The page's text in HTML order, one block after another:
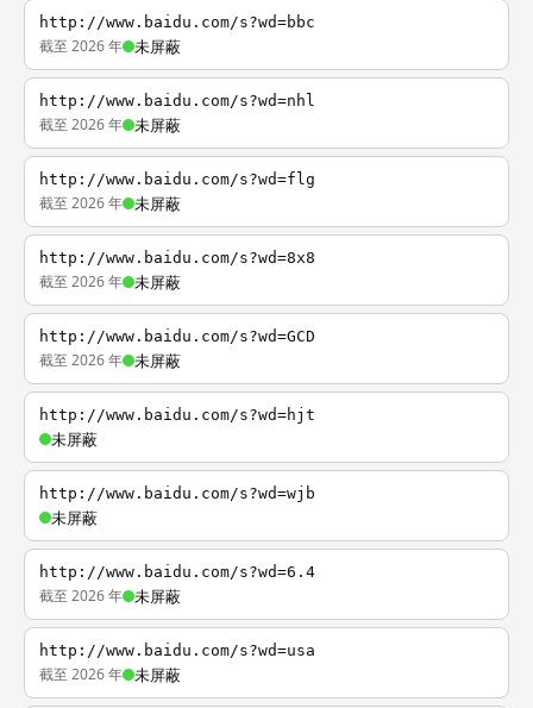
http://www.baidu.com/s?wd=bbc
截至 2026 年 未屏蔽
http://www.baidu.com/s?wd=nhl
截至 2026 年 未屏蔽
http://www.baidu.com/s?wd=flg
截至 2026 年 未屏蔽
http://www.baidu.com/s?wd=8x8
截至 2026 年 未屏蔽
http://www.baidu.com/s?wd=GCD
截至 2026 年 未屏蔽
http://www.baidu.com/s?wd=hjt
未屏蔽
http://www.baidu.com/s?wd=wjb
未屏蔽
http://www.baidu.com/s?wd=6.4
截至 2026 年 未屏蔽
http://www.baidu.com/s?wd=usa
截至 2026 年 未屏蔽